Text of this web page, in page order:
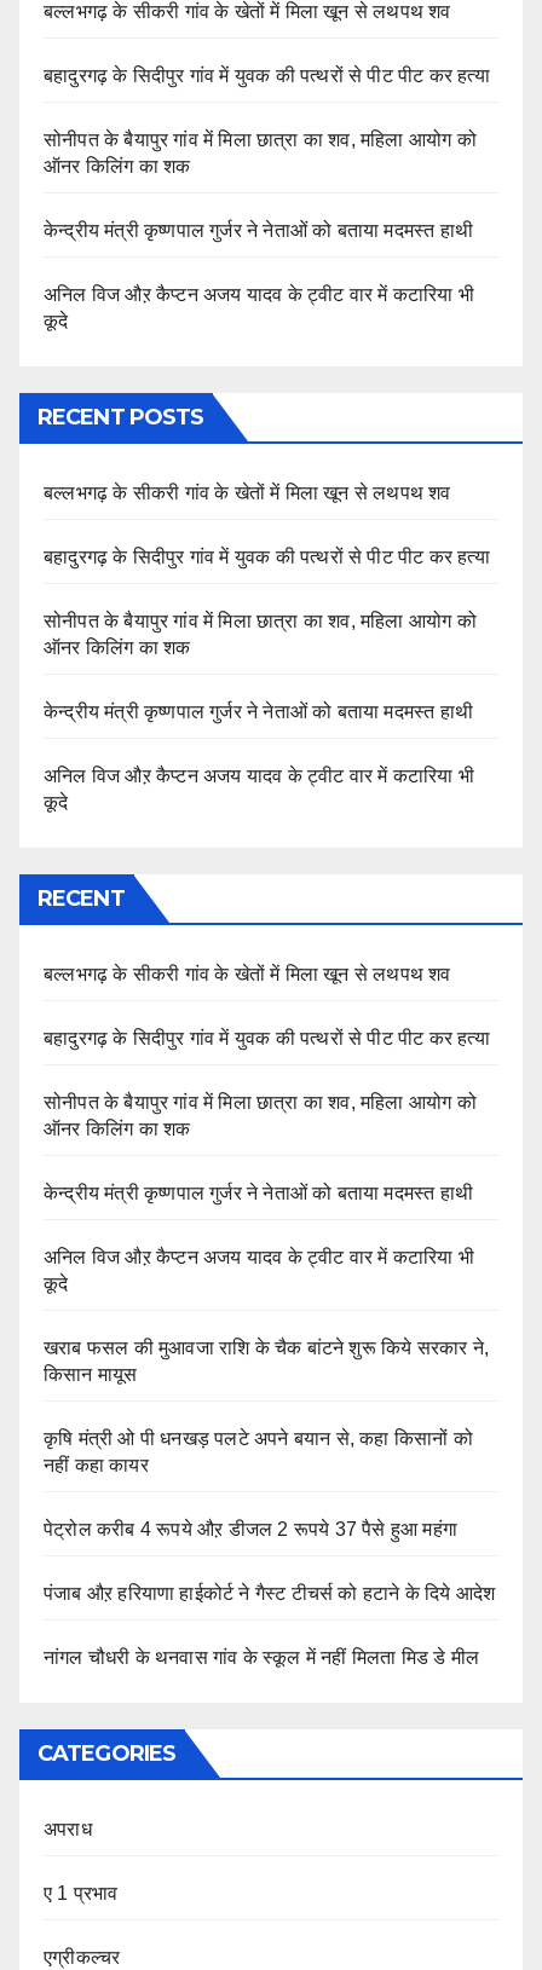
बल्लभगढ़ के सीकरी गांव के खेतों में मिला खून से लथपथ शव
बहादुरगढ़ के सिदीपुर गांव में युवक की पत्थरों से पीट पीट कर हत्या
सोनीपत के बैयापुर गांव में मिला छात्रा का शव, महिला आयोग को
ऑनर किलिंग का शक
केन्द्रीय मंत्री कृष्णपाल गुर्जर ने नेताओं को बताया मदमस्त हाथी
अनिल विज औऱ कैप्टन अजय यादव के ट्वीट वार में कटारिया भी
कूदे
RECENT POSTS
बल्लभगढ़ के सीकरी गांव के खेतों में मिला खून से लथपथ शव
बहादुरगढ़ के सिदीपुर गांव में युवक की पत्थरों से पीट पीट कर हत्या
सोनीपत के बैयापुर गांव में मिला छात्रा का शव, महिला आयोग को
ऑनर किलिंग का शक
केन्द्रीय मंत्री कृष्णपाल गुर्जर ने नेताओं को बताया मदमस्त हाथी
अनिल विज औऱ कैप्टन अजय यादव के ट्वीट वार में कटारिया भी
कूदे
RECENT
बल्लभगढ़ के सीकरी गांव के खेतों में मिला खून से लथपथ शव
बहादुरगढ़ के सिदीपुर गांव में युवक की पत्थरों से पीट पीट कर हत्या
सोनीपत के बैयापुर गांव में मिला छात्रा का शव, महिला आयोग को
ऑनर किलिंग का शक
केन्द्रीय मंत्री कृष्णपाल गुर्जर ने नेताओं को बताया मदमस्त हाथी
अनिल विज औऱ कैप्टन अजय यादव के ट्वीट वार में कटारिया भी
कूदे
खराब फसल की मुआवजा राशि के चैक बांटने शुरू किये सरकार ने,
किसान मायूस
कृषि मंत्री ओ पी धनखड़ पलटे अपने बयान से, कहा किसानों को
नहीं कहा कायर
पेट्रोल करीब 4 रूपये औऱ डीजल 2 रूपये 37 पैसे हुआ महंगा
पंजाब औऱ हरियाणा हाईकोर्ट ने गैस्ट टीचर्स को हटाने के दिये आदेश
नांगल चौधरी के थनवास गांव के स्कूल में नहीं मिलता मिड डे मील
CATEGORIES
अपराध
ए 1 प्रभाव
एग्रीकल्चर